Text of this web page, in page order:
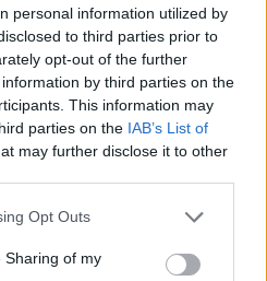
personal information utilized by
to third parties prior to
opt-out of the further
by third parties on the
This information may
parties on the IAB’s List of
may further disclose it to other
Opt Outs
Sharing of my
της 48χρονης με την
μου δύναμη και
πολύ πολύ»